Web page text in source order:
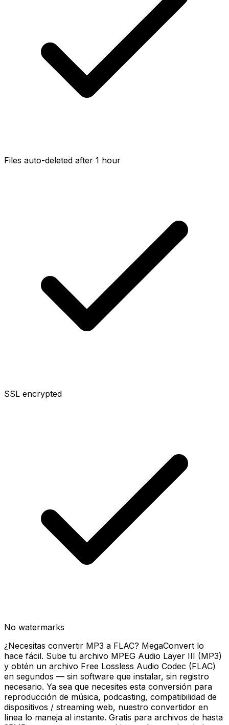
Files auto-deleted after 1 hour
SSL encrypted
No watermarks
¿Necesitas convertir MP3 a FLAC? MegaConvert lo
hace fácil. Sube tu archivo MPEG Audio Layer III (MP3)
y obtén un archivo Free Lossless Audio Codec (FLAC)
en segundos — sin software que instalar, sin registro
necesario. Ya sea que necesites esta conversión para
reproducción de música, podcasting, compatibilidad de
dispositivos / streaming web, nuestro convertidor en
línea lo maneja al instante. Gratis para archivos de hasta